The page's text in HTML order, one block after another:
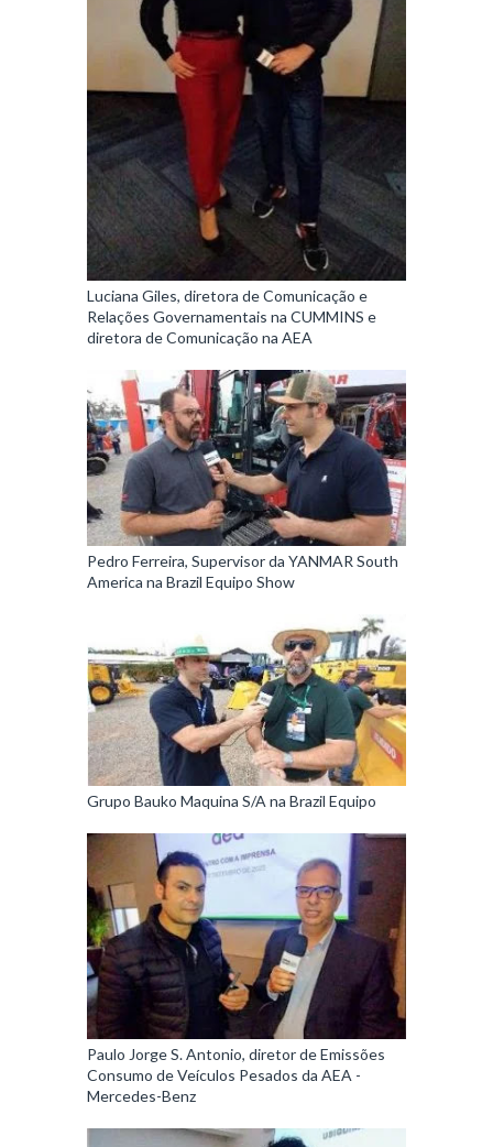
Luciana Giles, diretora de Comunicação e
Relações Governamentais na CUMMINS e
diretora de Comunicação na AEA
Pedro Ferreira, Supervisor da YANMAR South
America na Brazil Equipo Show
Grupo Bauko Maquina S/A na Brazil Equipo
Paulo Jorge S. Antonio, diretor de Emissões
Consumo de Veículos Pesados da AEA -
Mercedes-Benz